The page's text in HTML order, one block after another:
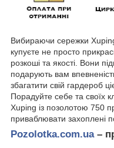
Вибираючи сережки
купуєте не просто
розкоші та якості. Вони
подарують вам
збагатити свій гардероб
Порадуйте себе та своїх
Xuping із позолотою 750
приваблювати захоплені
Pozolotka.com.ua–